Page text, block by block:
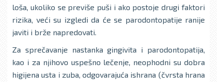
loša, ukoliko se previše puši i ako postoje drugi faktori
rizika, veći su izgledi da će se parodontopatije ranije
javiti i brže napredovati.
Za sprečavanje nastanka gingivita i parodontopatija,
kao i za njihovo uspešno lečenje, neophodni su dobra
higijena usta i zuba, odgovarajuća ishrana (čvrsta hrana